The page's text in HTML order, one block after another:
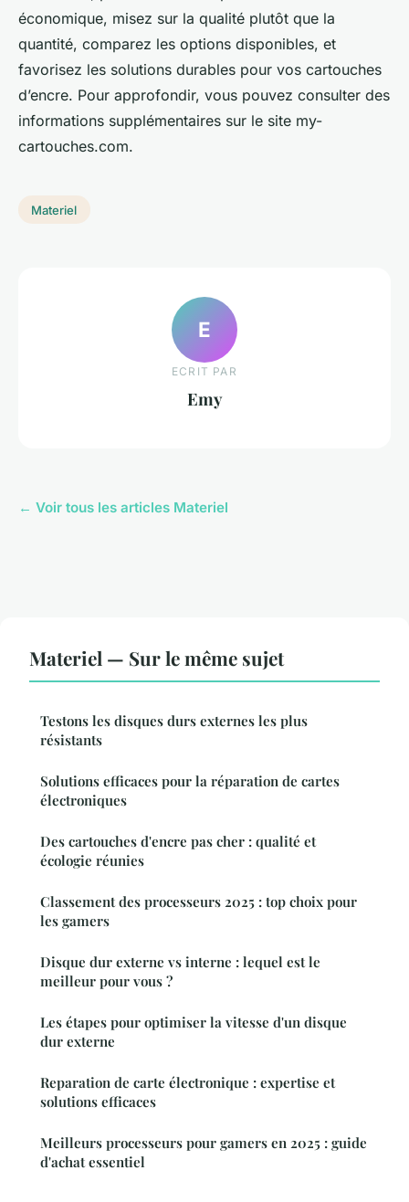
économique, misez sur la qualité plutôt que la
quantité, comparez les options disponibles, et
favorisez les solutions durables pour vos cartouches
d’encre. Pour approfondir, vous pouvez consulter des
informations supplémentaires sur le site my-
cartouches.com.
Materiel
E
ECRIT PAR
Emy
← Voir tous les articles Materiel
Materiel — Sur le même sujet
Testons les disques durs externes les plus
résistants
Solutions efficaces pour la réparation de cartes
électroniques
Des cartouches d'encre pas cher : qualité et
écologie réunies
Classement des processeurs 2025 : top choix pour
les gamers
Disque dur externe vs interne : lequel est le
meilleur pour vous ?
Les étapes pour optimiser la vitesse d'un disque
dur externe
Reparation de carte électronique : expertise et
solutions efficaces
Meilleurs processeurs pour gamers en 2025 : guide
d'achat essentiel